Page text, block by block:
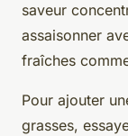
saveur
assaisonner
fraîches
Pour ajouter
grasses,